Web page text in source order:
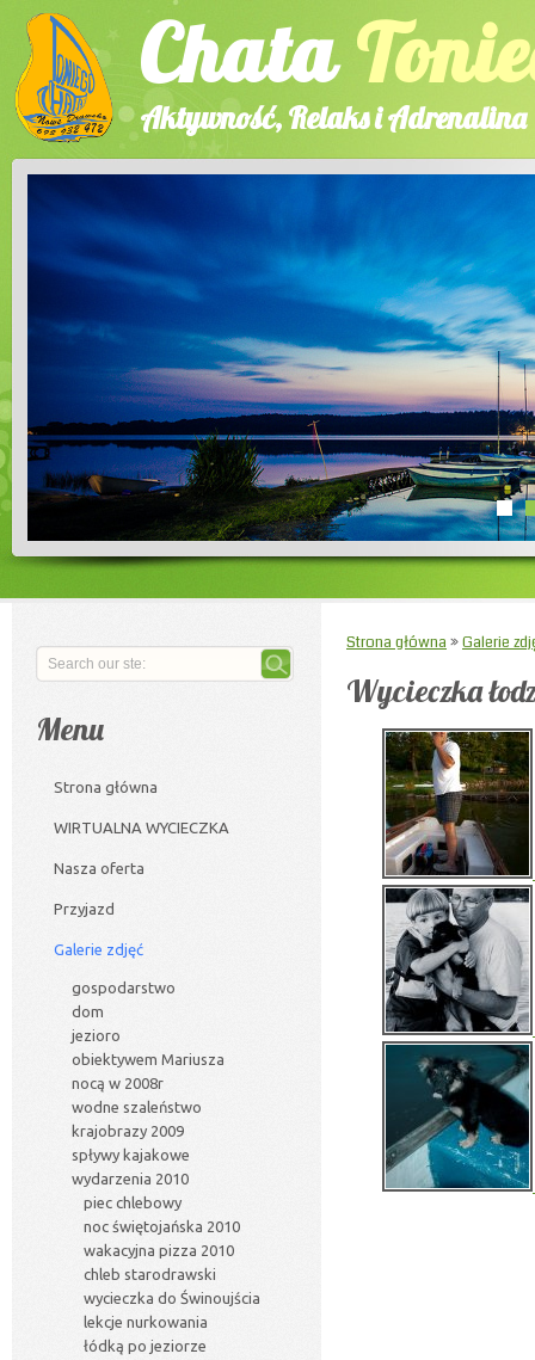
Chata
Aktywność, Relaks i Adrenalina
Strona główna »Galerie
Wycieczka
Menu
Strona główna
WIRTUALNA WYCIECZKA
Nasza oferta
Przyjazd
Galerie zdjęć
gospodarstwo
dom
jezioro
obiektywem Mariusza
nocą w 2008r
wodne szaleństwo
krajobrazy 2009
spływy kajakowe
wydarzenia 2010
piec chlebowy
noc świętojańska 2010
wakacyjna pizza 2010
chleb starodrawski
wycieczka do Świnoujścia
lekcje nurkowania
łódką po jeziorze